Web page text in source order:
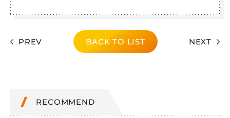
PREV BACK TO LIST NEXT
RECOMMEND